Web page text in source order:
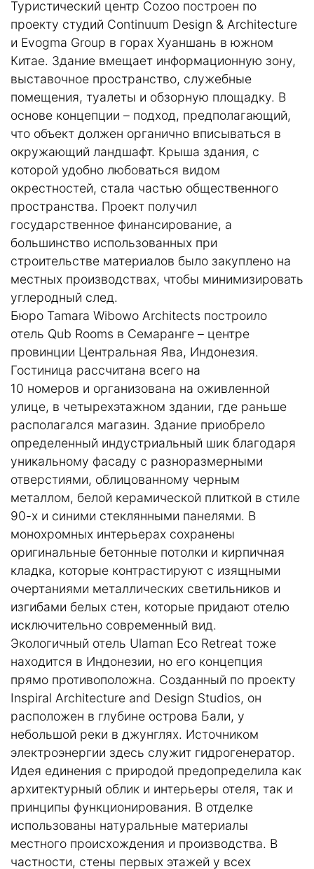
Туристический центр Cozoo построен по
проекту студий Continuum Design & Architecture
и Evogma Group в горах Хуаншань в южном
Китае. Здание вмещает информационную зону,
выставочное пространство, служебные
помещения, туалеты и обзорную площадку. В
основе концепции – подход, предполагающий,
что объект должен органично вписываться в
окружающий ландшафт. Крыша здания, с
которой удобно любоваться видом
окрестностей, стала частью общественного
пространства. Проект получил
государственное финансирование, а
большинство использованных при
строительстве материалов было закуплено на
местных производствах, чтобы минимизировать
углеродный след.
Бюро Tamara Wibowo Architects построило
отель Qub Rooms в Семаранге – центре
провинции Центральная Ява, Индонезия.
Гостиница рассчитана всего на
10 номеров и организована на оживленной
улице, в четырехэтажном здании, где раньше
располагался магазин. Здание приобрело
определенный индустриальный шик благодаря
уникальному фасаду с разноразмерными
отверстиями, облицованному черным
металлом, белой керамической плиткой в стиле
90-х и синими стеклянными панелями. В
монохромных интерьерах сохранены
оригинальные бетонные потолки и кирпичная
кладка, которые контрастируют с изящными
очертаниями металлических светильников и
изгибами белых стен, которые придают отелю
исключительно современный вид.
Экологичный отель Ulaman Eco Retreat тоже
находится в Индонезии, но его концепция
прямо противоположна. Созданный по проекту
Inspiral Architecture and Design Studios, он
расположен в глубине острова Бали, у
небольшой реки в джунглях. Источником
электроэнергии здесь служит гидрогенератор.
Идея единения с природой предопределила как
архитектурный облик и интерьеры отеля, так и
принципы функционирования. В отделке
использованы натуральные материалы
местного происхождения и производства. В
частности, стены первых этажей у всех